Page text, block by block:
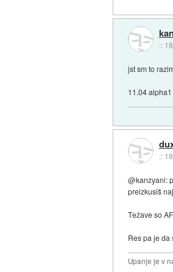
::
jst sm to
11.04
::
@kanzyani:
preizkusiš
Težave so
Res pa je da
Upanje je v